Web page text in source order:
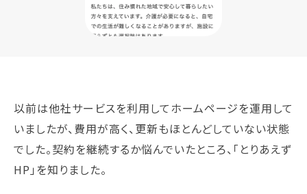
以前は他社サービスを利用してホームページを運用して
いましたが、費用が高く、更新もほとんどしていない状態
でした。契約を継続するか悩んでいたところ、「とりあえず
HP」を知りました。